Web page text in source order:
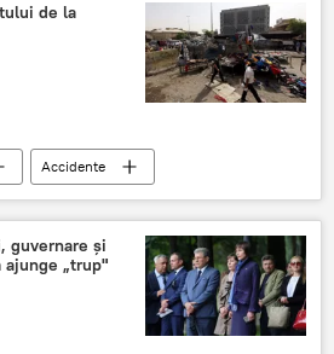
de la
Accidente
Explozie
guvernare şi
„trup"